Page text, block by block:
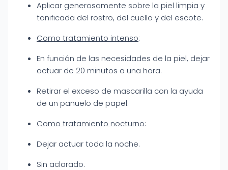
Aplicar generosamente sobre la piel limpia y
tonificada del rostro, del cuello y del escote.
Como tratamiento intenso:
En función de las necesidades de la piel, dejar
actuar de 20 minutos a una hora.
Retirar el exceso de mascarilla con la ayuda
de un pañuelo de papel.
Como tratamiento nocturno:
Dejar actuar toda la noche.
Sin aclarado.